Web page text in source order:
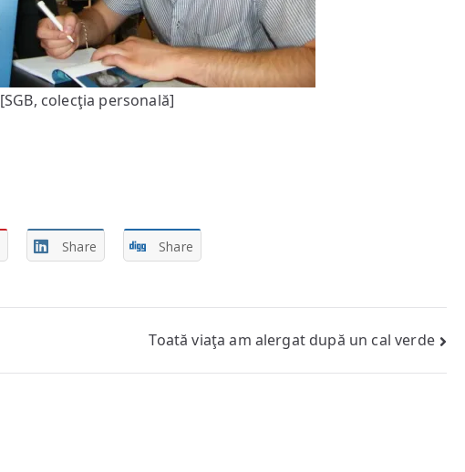
[SGB, colecţia personală]
Share Share
Toată viaţa am alergat după un cal verde